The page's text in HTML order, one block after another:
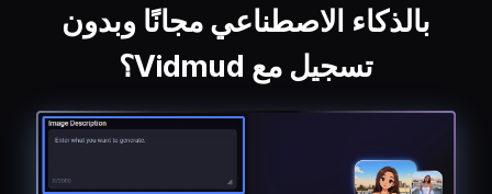
بالذكاء الاصطناعي مجانًا وبدون
تسجيل مع Vidmud؟